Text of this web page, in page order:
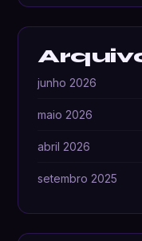
junho 2026
maio 2026
abril 2026
setembro 2025